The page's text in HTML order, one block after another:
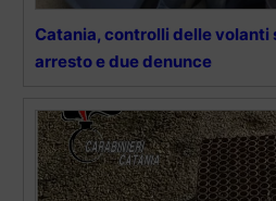
Catania, controlli delle volanti
arresto e due denunce